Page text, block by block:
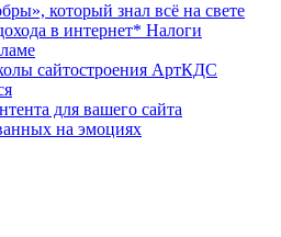
который знал всё на свете
в интернет* Налоги
сайтостроения АртКДС
для вашего сайта
на эмоциях